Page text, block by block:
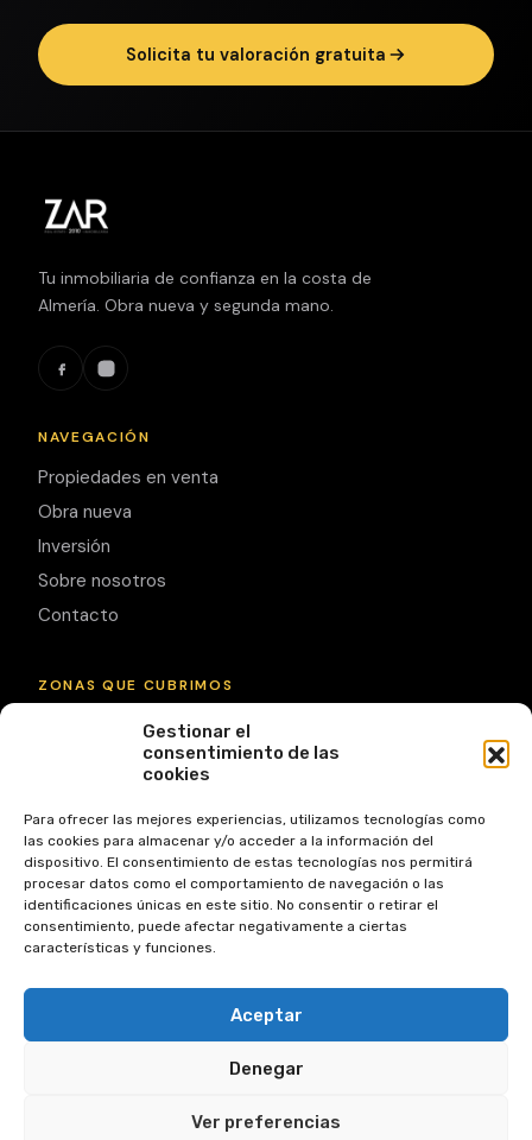
Gestionar el
consentimiento de las
cookies
Para ofrecer las mejores experiencias, utilizamos tecnologías como
las cookies para almacenar y/o acceder a la información del
dispositivo. El consentimiento de estas tecnologías nos permitirá
procesar datos como el comportamiento de navegación o las
identificaciones únicas en este sitio. No consentir o retirar el
consentimiento, puede afectar negativamente a ciertas
características y funciones.
Aceptar
Denegar
Ver preferencias
Solicita tu valoración gratuita
Tu inmobiliaria de confianza en la costa de
Almería. Obra nueva y segunda mano.
NAVEGACIÓN
Propiedades en venta
Obra nueva
Inversión
Sobre nosotros
Contacto
ZONAS QUE CUBRIMOS
Mojácar
Pulpí
DÓNDE ESTAMOS
Calle Mayor 48,
04630 Garrucha, Almería
+34 950 13 29 49
© 2026 ZAR 2010 S.L. — Todos los derechos reservados.